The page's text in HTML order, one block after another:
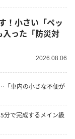
！小さい「ペッ
入った「防災対
2026.08.06
「車内の小さな不便が
分で完成するメイン級